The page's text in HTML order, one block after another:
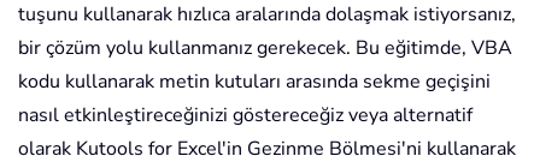
tuşunu kullanarak hızlıca aralarında dolaşmak istiyorsanız,
bir çözüm yolu kullanmanız gerekecek. Bu eğitimde, VBA
kodu kullanarak metin kutuları arasında sekme geçişini
nasıl etkinleştireceğinizi göstereceğiz veya alternatif
olarak Kutools for Excel'in Gezinme Bölmesi'ni kullanarak